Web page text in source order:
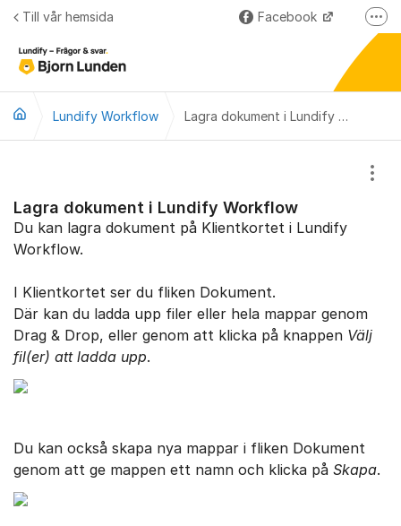
Hoppa till innehåll
Till vår hemsida Facebook
Björnkoll – Blogg
Lundify Workflow Lagra dokument i Lundify Workflow
Lagra dokument i Lundify Workflow
Du kan lagra dokument på Klientkortet i Lundify
Workflow.
I Klientkortet ser du fliken Dokument.
Där kan du ladda upp filer eller hela mappar genom
Drag & Drop, eller genom att klicka på knappen Välj
fil(er) att ladda upp.
Du kan också skapa nya mappar i fliken Dokument
genom att ge mappen ett namn och klicka på Skapa.